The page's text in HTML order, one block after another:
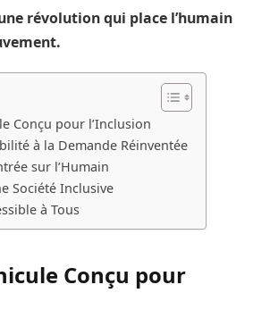
révolution qui place l’humain
Conçu pour l’Inclusion
à la Demande Réinventée
sur l’Humain
Société Inclusive
à Tous
Conçu pour